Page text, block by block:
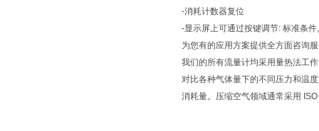
-消耗计数器复位
-显示屏上可通过按键调节: 标准条
为您有的应用方案提供全方面咨询
我们的所有流量计均采用量热法工
对比各种气体量下的不同压力和温
消耗量。压缩空气领域通常采用